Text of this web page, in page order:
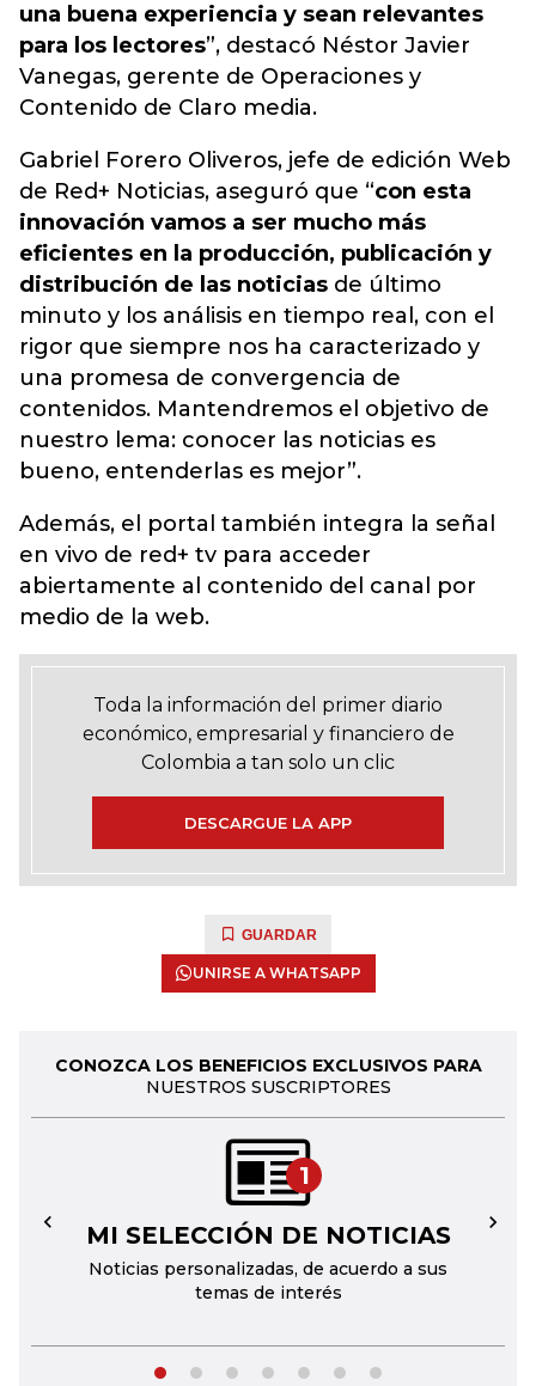
una buena experiencia y sean relevantes
para los lectores”, destacó Néstor Javier
Vanegas, gerente de Operaciones y
Contenido de Claro media.
Gabriel Forero Oliveros, jefe de edición Web
de Red+ Noticias, aseguró que “con esta
innovación vamos a ser mucho más
eficientes en la producción, publicación y
distribución de las noticias de último
minuto y los análisis en tiempo real, con el
rigor que siempre nos ha caracterizado y
una promesa de convergencia de
contenidos. Mantendremos el objetivo de
nuestro lema: conocer las noticias es
bueno, entenderlas es mejor”.
Además, el portal también integra la señal
en vivo de red+ tv para acceder
abiertamente al contenido del canal por
medio de la web.
Toda la información del primer diario
económico, empresarial y financiero de
Colombia a tan solo un clic
DESCARGUE LA APP
GUARDAR
UNIRSE A WHATSAPP
CONOZCA LOS BENEFICIOS EXCLUSIVOS PARA
NUESTROS SUSCRIPTORES
1
MI SELECCIÓN DE NOTICIAS
Noticias personalizadas, de acuerdo a sus
temas de interés
← →